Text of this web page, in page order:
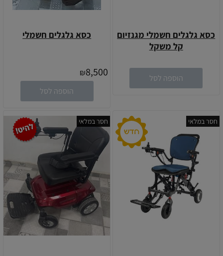
כסא גלגלים חשמלי מגנזיום
קל משקל
הוספה לסל
כסא גלגלים חשמלי
₪8,500
הוספה לסל
חסר במלאי חסר במלאי